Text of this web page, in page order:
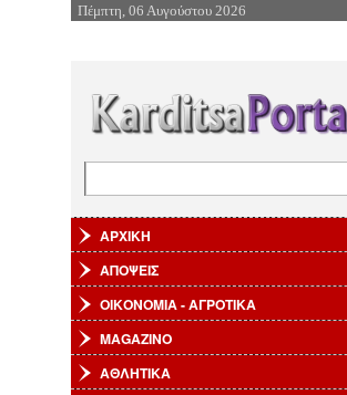
Επιστροφή στην Πλοήγηση
Πέμπτη, 06 Αυγούστου 2026
ΑΡΧΙΚΗ
ΑΠΟΨΕΙΣ
ΟΙΚΟΝΟΜΙΑ - ΑΓΡΟΤΙΚΑ
MAGAZINO
ΑΘΛΗΤΙΚΑ